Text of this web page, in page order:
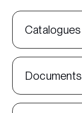
Catalogues
Documents